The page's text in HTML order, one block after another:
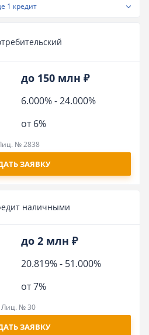
1 кредит
до 150 млн ₽
6.000%-24.000%
от 6%
№ 2838
ЗАЯВКУ
наличными
до 2 млн ₽
20.819%- 51.000%
от 7%
Лиц. № 30
ЗАЯВКУ